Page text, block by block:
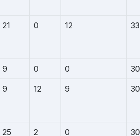
21 0 12 33
9 0 0 30
9 12 9 30
25 2 0 30